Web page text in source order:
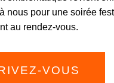
nous pour une soirée
au rendez-vous.
VOUS